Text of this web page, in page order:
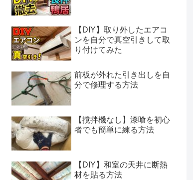
【DIY】取り外したエアコ
ンを自分で真空引きして取
り付けてみた
前板が外れた引き出しを自
分で修理する方法
【撹拌機なし】漆喰を初心
者でも簡単に練る方法
【DIY】和室の天井に断熱
材を貼る方法